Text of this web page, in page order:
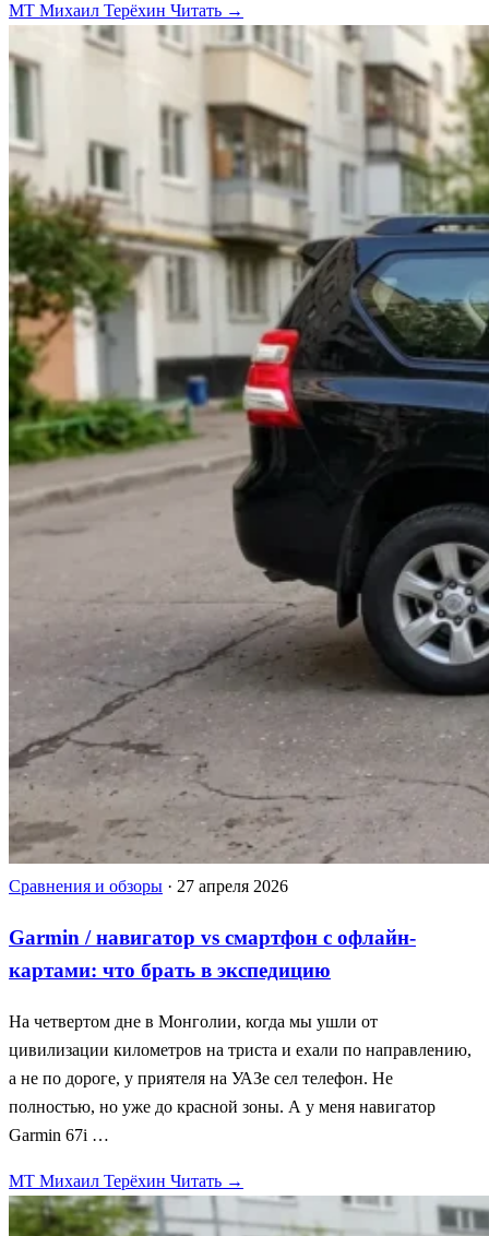
МТ Михаил Терёхин Читать →
Сравнения и обзоры · 27 апреля 2026
Garmin / навигатор vs смартфон с офлайн-
картами: что брать в экспедицию
На четвертом дне в Монголии, когда мы ушли от
цивилизации километров на триста и ехали по направлению,
а не по дороге, у приятеля на УАЗе сел телефон. Не
полностью, но уже до красной зоны. А у меня навигатор
Garmin 67i …
МТ Михаил Терёхин Читать →